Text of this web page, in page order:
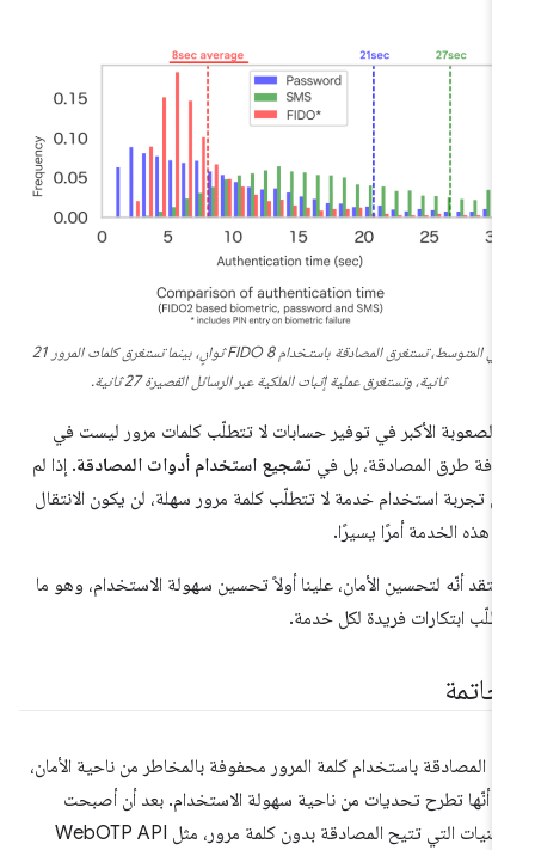
في المتوسط، تستغرق المصادقة باستخدام FIDO 8 ثوانٍ، بينما تستغرق كلمات المرور 21
ثانية، وتستغرق عملية إثبات الملكية عبر الرسائل القصيرة 27 ثانية.
الصعوبة الأكبر في توفير حسابات لا تتطلّب كلمات مرور ليست في
طرق المصادقة، بل في تشجيع استخدام أدوات المصادقة. إذا لم
تجربة استخدام خدمة لا تتطلّب كلمة مرور سهلة، لن يكون الانتقال
هذه الخدمة أمرًا يسيرًا.
أنّه لتحسين الأمان، علينا أولاً تحسين سهولة الاستخدام، وهو ما
ابتكارات فريدة لكل خدمة.
المصادقة باستخدام كلمة المرور محفوفة بالمخاطر من ناحية الأمان،
أنّها تطرح تحديات من ناحية سهولة الاستخدام. بعد أن أصبحت
التقنيات التي تتيح المصادقة بدون كلمة مرور، مثل WebOTP API